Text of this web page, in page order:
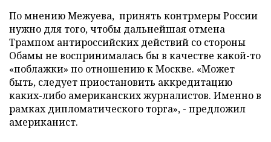
По мнению Межуева, принять контрмеры России
нужно для того, чтобы дальнейшая отмена
Трампом антироссийских действий со стороны
Обамы не воспринималась бы в качестве какой-то
«поблажки» по отношению к Москве. «Может
быть, следует приостановить аккредитацию
каких-либо американских журналистов. Именно в
рамках дипломатического торга», - предложил
американист.